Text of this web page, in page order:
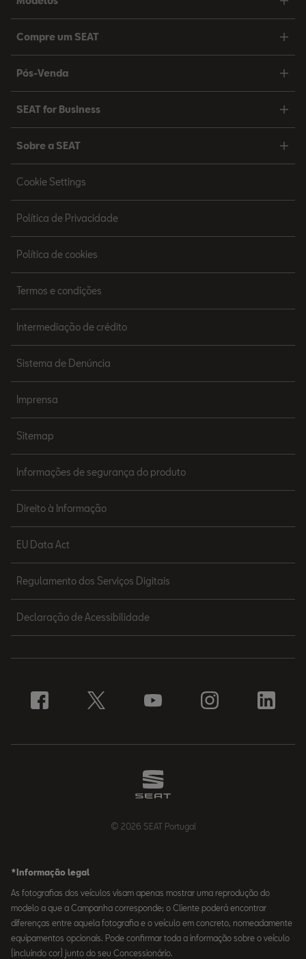
Compre um SEAT
Pós-Venda
SEAT for Business
Sobre a SEAT
Cookie Settings
Política de Privacidade
Política de cookies
Termos e condições
Intermediação de crédito
Sistema de Denúncia
Imprensa
Sitemap
Informações de segurança do produto
Direito à Informação
EU Data Act
Regulamento dos Serviços Digitais
Declaração de Acessibilidade
© 2026 SEAT Portugal
*Informação legal
As fotografias dos veículos visam apenas mostrar uma reprodução do
modelo a que a Campanha corresponde; o Cliente poderá encontrar
diferenças entre aquela fotografia e o veículo em concreto, nomeadamente
equipamentos opcionais. Pode confirmar toda a informação sobre o veículo
(incluindo cor) junto do seu Concessionário.